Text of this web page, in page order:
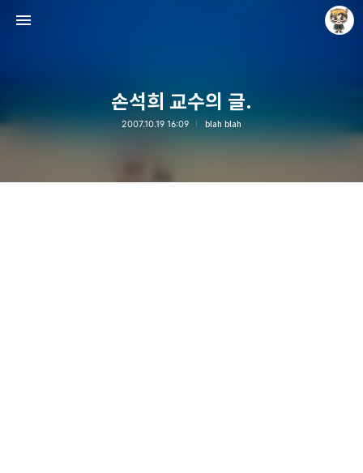
손석희 교수의 글.
2007.10.19 16:09 blah blah
Raycat : Photo and Story